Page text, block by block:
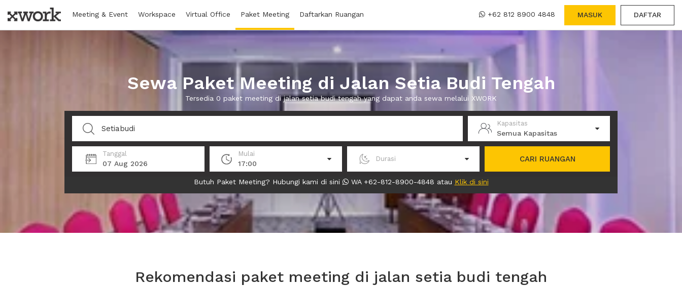
Meeting & Event Workspace Virtual Office Paket Meeting Daftarkan Ruangan +62 812 8900 4848 MASUK DAFTAR
Sewa Paket Meeting di Jalan Setia Budi Tengah
Tersedia 0 paket meeting di jalan setia budi tengah yang dapat anda sewa melalui XWORK
Kapasitas
Semua Kapasitas
Tanggal
07 Aug 2026
Mulai
17:00
Durasi CARI RUANGAN
Butuh Paket Meeting? Hubungi kami di sini WA +62-812-8900-4848 atau Klik di sini
Rekomendasi paket meeting di jalan setia budi tengah